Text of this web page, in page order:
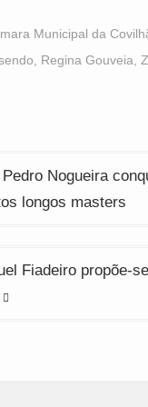
(Opens
new
window)
(Opens
in
new
window)
Municipal da
, Regina Gouveia,
Nogueira
longos masters
Fiadeiro propõe-